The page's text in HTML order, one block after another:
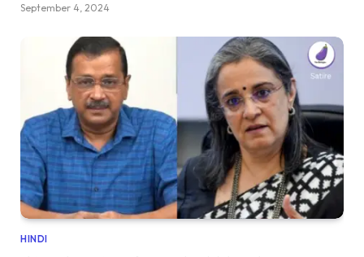
September 4, 2024
HINDI